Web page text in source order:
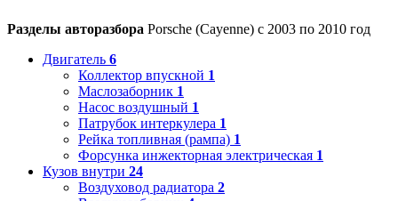
Разделы авторазбора Porsche (Cayenne) с 2003 по 2010 год
Двигатель 6
Коллектор впускной 1
Маслозаборник 1
Насос воздушный 1
Патрубок интеркулера 1
Рейка топливная (рампа) 1
Форсунка инжекторная электрическая 1
Кузов внутри 24
Воздуховод радиатора 2